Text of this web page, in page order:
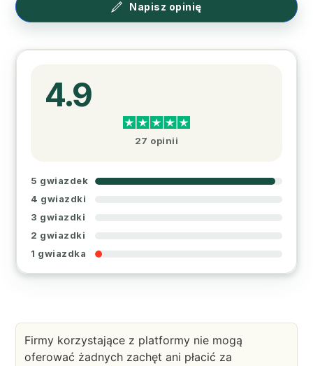
Napisz opinię
4.9
27 opinii
5 gwiazdek
4 gwiazdki
3 gwiazdki
2 gwiazdki
1 gwiazdka
Firmy korzystające z platformy nie mogą
oferować żadnych zachęt ani płacić za